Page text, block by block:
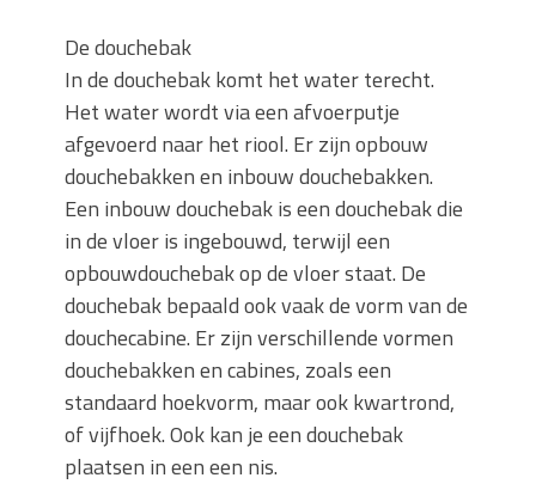
De douchebak
In de douchebak komt het water terecht.
Het water wordt via een afvoerputje
afgevoerd naar het riool. Er zijn opbouw
douchebakken en inbouw douchebakken.
Een inbouw douchebak is een douchebak die
in de vloer is ingebouwd, terwijl een
opbouwdouchebak op de vloer staat. De
douchebak bepaald ook vaak de vorm van de
douchecabine. Er zijn verschillende vormen
douchebakken en cabines, zoals een
standaard hoekvorm, maar ook kwartrond,
of vijfhoek. Ook kan je een douchebak
plaatsen in een een nis.